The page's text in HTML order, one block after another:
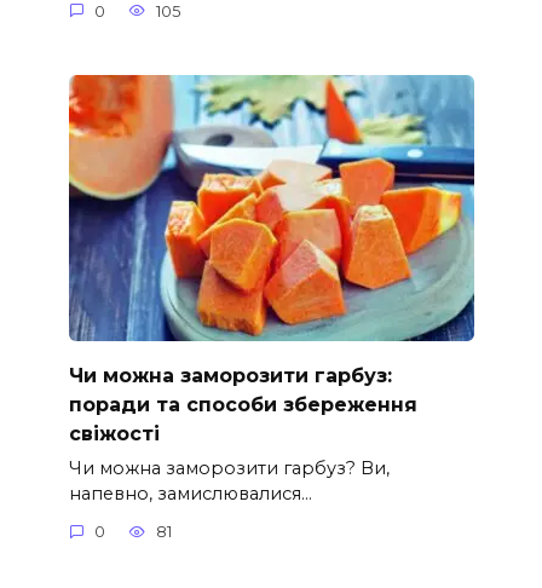
0 105
Чи можна заморозити гарбуз:
поради та способи збереження
свіжості
Чи можна заморозити гарбуз? Ви,
напевно, замислювалися…
0 81